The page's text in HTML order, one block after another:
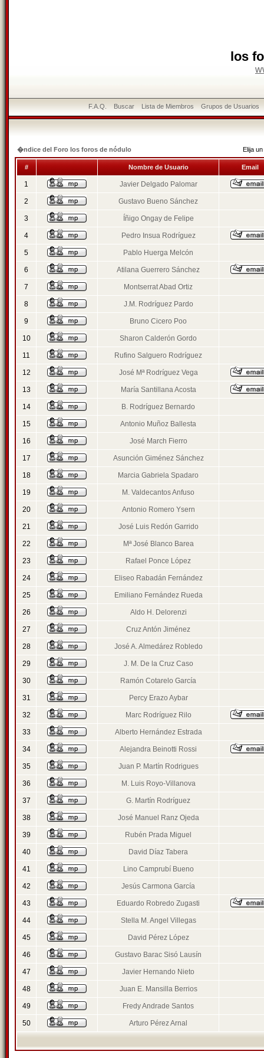
los
F.A.Q. Buscar Lista de Miembros Grupos de Usuarios
�ndice del Foro los foros de nódulo Elija
# Nombre de Usuario Email
1 Javier Delgado Palomar
2 Gustavo Bueno Sánchez
3 Íñigo Ongay de Felipe
4 Pedro Insua Rodríguez
5 Pablo Huerga Melcón
6 Atilana Guerrero Sánchez
7 Montserrat Abad Ortiz
8 J.M. Rodríguez Pardo
9 Bruno Cicero Poo
10 Sharon Calderón Gordo
11 Rufino Salguero Rodríguez
12 José Mª Rodríguez Vega
13 María Santillana Acosta
14 B. Rodríguez Bernardo
15 Antonio Muñoz Ballesta
16 José March Fierro
17 Asunción Giménez Sánchez
18 Marcia Gabriela Spadaro
19 M. Valdecantos Anfuso
20 Antonio Romero Ysern
21 José Luis Redón Garrido
22 Mª José Blanco Barea
23 Rafael Ponce López
24 Eliseo Rabadán Fernández
25 Emiliano Fernández Rueda
26 Aldo H. Delorenzi
27 Cruz Antón Jiménez
28 José A. Almedárez Robledo
29 J. M. De la Cruz Caso
30 Ramón Cotarelo García
31 Percy Erazo Aybar
32 Marc Rodríguez Rilo
33 Alberto Hernández Estrada
34 Alejandra Beinotti Rossi
35 Juan P. Martín Rodrigues
36 M. Luis Royo-Villanova
37 G. Martín Rodríguez
38 José Manuel Ranz Ojeda
39 Rubén Prada Miguel
40 David Díaz Tabera
41 Lino Camprubí Bueno
42 Jesús Carmona García
43 Eduardo Robredo Zugasti
44 Stella M. Angel Villegas
45 David Pérez López
46 Gustavo Barac Sisó Lausín
47 Javier Hernando Nieto
48 Juan E. Mansilla Berrios
49 Fredy Andrade Santos
50 Arturo Pérez Arnal